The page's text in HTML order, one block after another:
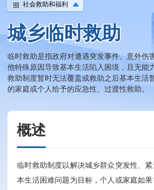
社会救助和福利
城乡临时救助
临时救助是指政府对遭遇突发事件、意外伤
他特殊原因导致基本生活陷入困境，且无能
救助制度暂时无法覆盖或救助之后基本生活
的家庭或个人给予的应急性、过渡性救助。
概述
临时救助制度以解决城乡群众突发性、
本生活困难问题为目标，个人或家庭如果